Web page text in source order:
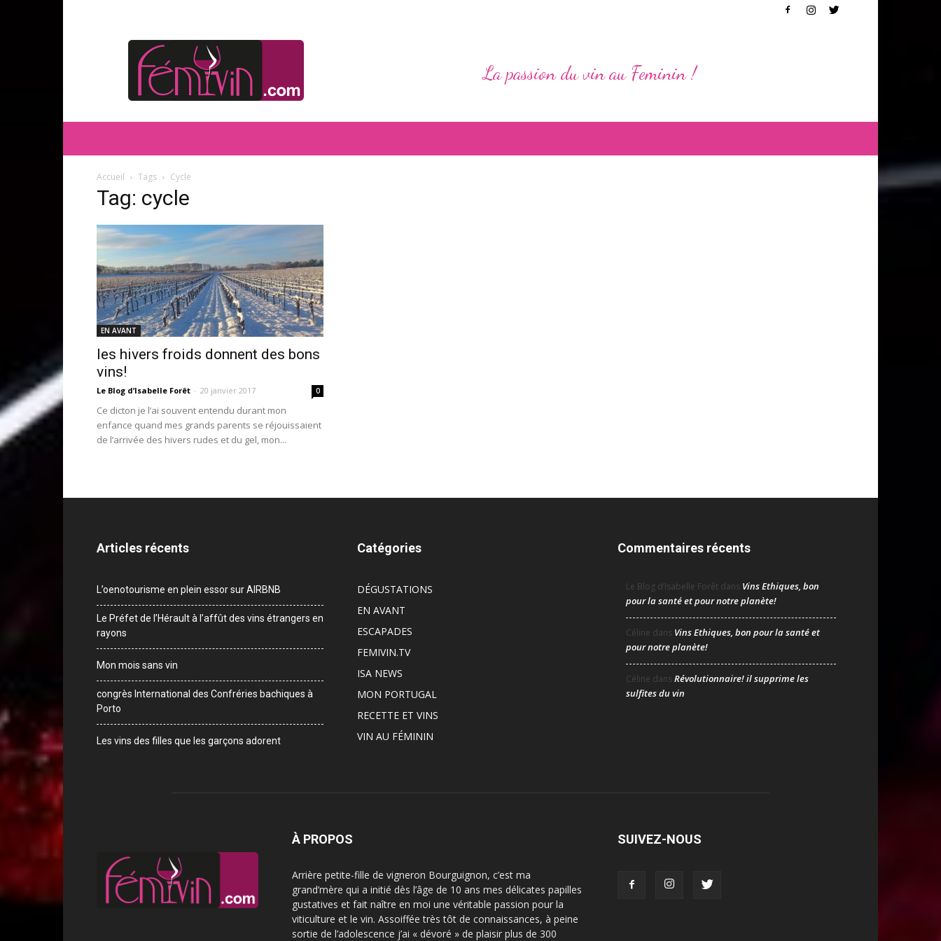
FEMIVIN
La passion du vin au Feminin !
Accueil Tags Cycle
Tag: cycle
EN AVANT
les hivers froids donnent des bons
vins!
Le Blog d’Isabelle Forêt - 20 janvier 2017 0
Ce dicton je l’ai souvent entendu durant mon
enfance quand mes grands parents se réjouissaient
de l’arrivée des hivers rudes et du gel, mon...
Articles récents
L’oenotourisme en plein essor sur AIRBNB
Le Préfet de l’Hérault à l’affût des vins étrangers en
rayons
Mon mois sans vin
congrès International des Confréries bachiques à
Porto
Les vins des filles que les garçons adorent
Catégories
DÉGUSTATIONS
EN AVANT
ESCAPADES
FEMIVIN.TV
ISA NEWS
MON PORTUGAL
RECETTE ET VINS
VIN AU FÉMININ
Commentaires récents
Le Blog d’Isabelle Forêt dans Vins Ethiques, bon
pour la santé et pour notre planète!
Céline dans Vins Ethiques, bon pour la santé et
pour notre planète!
Céline dansRévolutionnaire! il supprime les
sulfites du vin
À PROPOS
Arrière petite-fille de vigneron Bourguignon, c’est ma
grand’mère qui a initié dès l’âge de 10 ans mes délicates papilles
gustatives et fait naître en moi une véritable passion pour la
viticulture et le vin. Assoiffée très tôt de connaissances, à peine
sortie de l’adolescence j’ai « dévoré » de plaisir plus de 300
SUIVEZ-NOUS